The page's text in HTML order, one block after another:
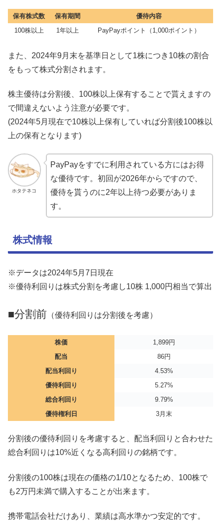
保有株式数 保有期間
優待内容
100株以上
1年以上 PayPayポイント（1,000ポイント）
また、2024年9月末を基準日として1株につき10株の割合
をもって株式分割されます。
株主優待は分割後、100株以上保有することで貰えますの
で間違えないよう注意が必要です。
(2024年5月現在で10株以上保有していれば分割後100株以
上の保有となります)
ホタテネコ
PayPayをすでに利用されている方にはお得
な優待です。初回が2026年からですので、
優待を貰うのに2年以上待つ必要がありま
す。
株式情報
※データは2024年5月7日現在
※優待利回りは株式分割を考慮し10株 1,000円相当で算出
■分割前 （優待利回りは分割後を考慮）
株価
1,899円
配当
86円
配当利回り
4.53%
優待利回り
5.27%
総合利回り
9.79%
優待権利日
3月末
分割後の優待利回りを考慮すると、配当利回りと合わせた
総合利回りは10%近くなる高利回りの銘柄です。
分割後の100株は現在の価格の1/10となるため、100株で
も2万円未満で購入することが出来ます。
携帯電話会社だけあり、業績は高水準かつ安定的です。